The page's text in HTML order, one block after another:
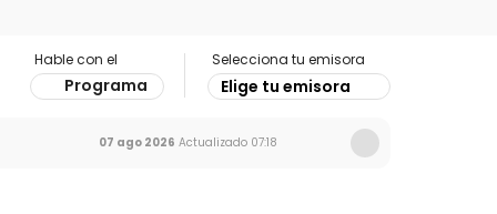
Hable con el
Programa
Selecciona tu emisora
Elige tu emisora
07 ago 2026 Actualizado 07:18